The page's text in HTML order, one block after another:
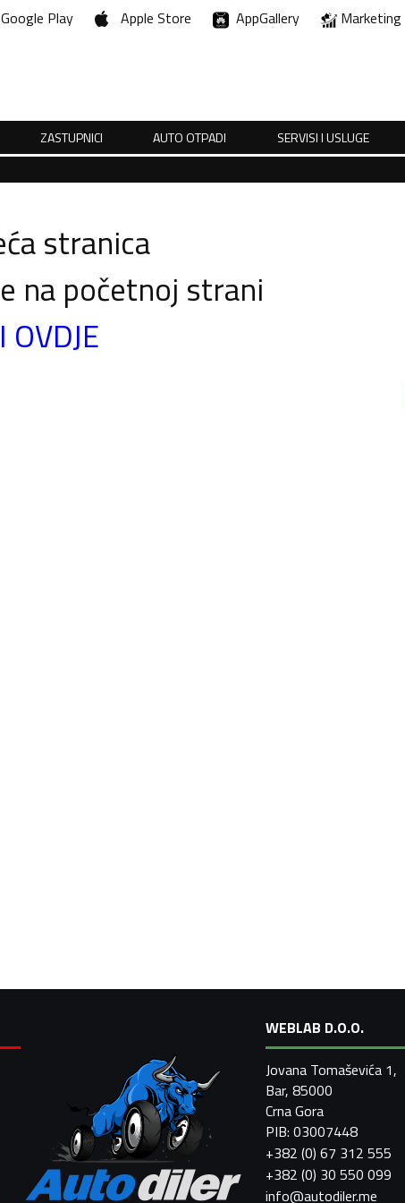
Google Play Apple Store AppGallery Marketing
ZASTUPNICI AUTO OTPADI SERVISI I USLUGE
stranica
na početnoj strani
OVDJE
WEBLAB D.O.O.
Jovana Tomaševića 1,
Bar, 85000
Crna Gora
PIB: 03007448
+382 (0) 67 312 555
+382 (0) 30 550 099
info@autodiler.me